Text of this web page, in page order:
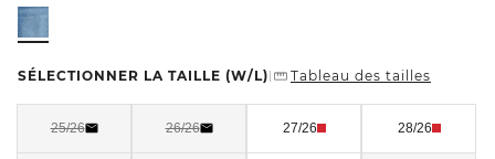
SÉLECTIONNER LA TAILLE (W/L) Tableau des tailles
25/26 26/26 27/26 28/26